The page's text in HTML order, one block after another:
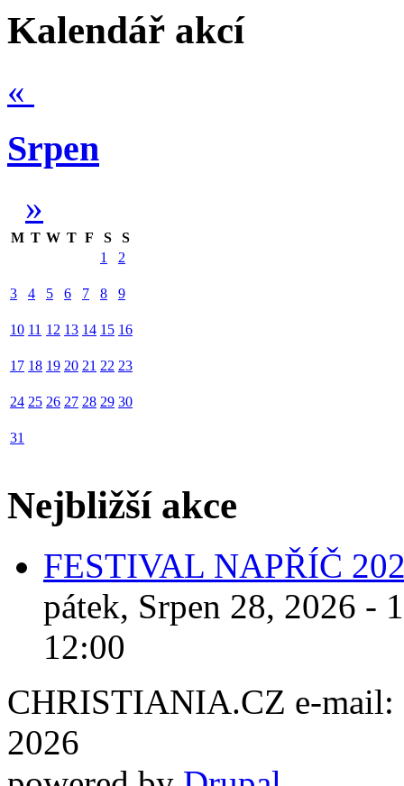
Kalendář akcí
«
Srpen
»
M T W T F S
S
1
2
3 4 5 6 7 8 9
10 11 12 13 14 15 16
17 18 19 20 21 22 23
24 25 26 27 28 29 30
31
Nejbližší akce
FESTIVAL NAPŘÍČ
pátek, Srpen 28, 2026 -
12:00
CHRISTIANIA.CZ e-mail:
2026